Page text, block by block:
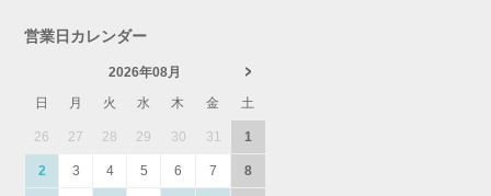
営業日カレンダー
2026年08月
日
月 火 水 木 金 土
26 27 28 29 30 31 1
2 3 4 5 6 7 8